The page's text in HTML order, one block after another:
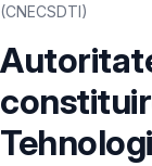
(CNECSDTI)